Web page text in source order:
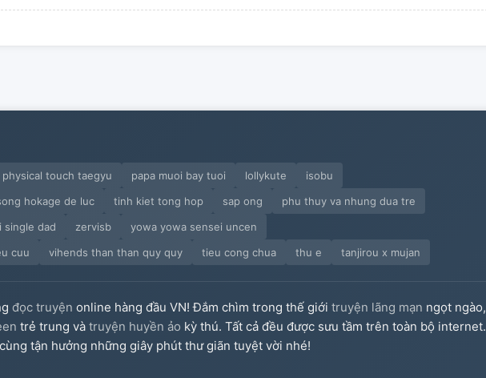
physical touch taegyu papa muoi bay tuoi lollykute
isobu
hokage de luc tinh kiet tong hop sap ong
phu thuy va nhung dua tre
single dad zervisb
yowa yowa sensei uncen
cuu
vihends than than quy quy tieu cong chua thu e tanjirou x mujan
đọc truyện online hàng đầu VN! Đắm chìm trong thế giới truyện lãng mạn ngọt ngào,
trẻ trung và truyện huyền ảo kỳ thú. Tất cả đều được sưu tầm trên toàn bộ internet.
tận hưởng những giây phút thư giãn tuyệt vời nhé!